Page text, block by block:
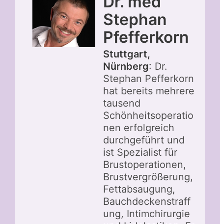
Stephan
Pfefferkorn
Stuttgart,
Nürnberg: Dr.
Stephan Pefferkorn
hat bereits mehrere
tausend
Schönheitsoperatio
nen erfolgreich
durchgeführt und
ist Spezialist für
Brustoperationen,
Brustvergrößerung,
Fettabsaugung,
Bauchdeckenstraff
ung, Intimchirurgie